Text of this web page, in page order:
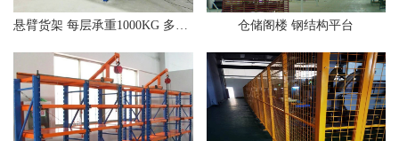
悬臂货架 每层承重1000KG 多层拆装钢铁架 仓储阁楼 钢结构平台